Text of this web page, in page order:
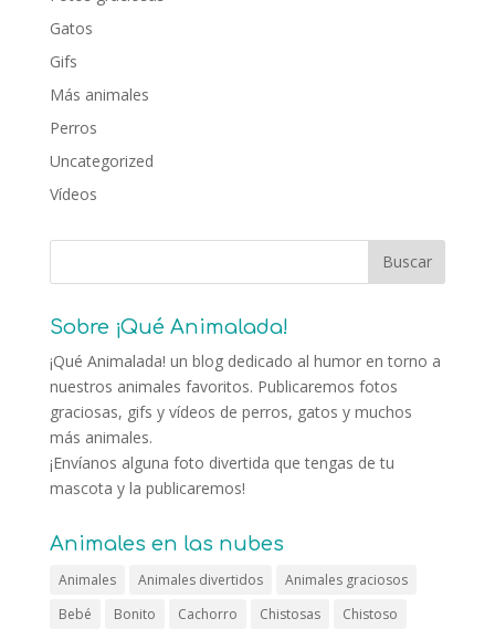
Gatos
Gifs
Más animales
Perros
Uncategorized
Vídeos
Sobre ¡Qué Animalada!
¡Qué Animalada! un blog dedicado al humor en torno a
nuestros animales favoritos. Publicaremos fotos
graciosas, gifs y vídeos de perros, gatos y muchos
más animales.
¡Envíanos alguna foto divertida que tengas de tu
mascota y la publicaremos!
Animales en las nubes
Animales Animales divertidos
Animales graciosos
Bebé
Bonito Cachorro Chistosas
Chistoso